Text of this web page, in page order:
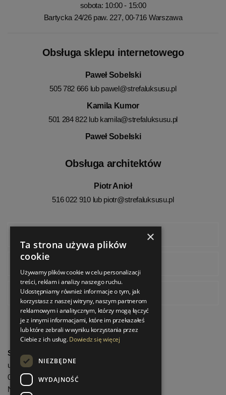
sobota: 10:00 - 15:00
Bartycka 24/26 paw. 227, 00-716 Warszawa
Obsługa sklepu internetowego
Paweł Sobelski
505 782 666 lub pawel@strefaluksusu.pl
Kamila Kumor
501 284 822 lub kamila@strefaluksusu.pl
Paweł Sobelski
Obsługa architektów
Piotr Anioł
516 022 910 lub piotr@strefaluksusu.pl
Pinterest
StrefaLuksusu.pl
ul. Bartycka 24/26 Pawilon 227
00-716 Warszawa
NIP: 8251972213
×
Ta strona używa plików
cookie
Używamy plików cookie w celu personalizacji
treści, reklam i analizy naszego ruchu.
Udostępniamy również informacje o tym, jak
korzystasz z naszej witryny, naszym partnerom
reklamowym i analitycznym, którzy mogą łączyć
je z innymi informacjami, które im przekazałeś
lub które zebrali w wyniku korzystania przez
Ciebie z ich usług.Dowiedz się więcej
NIEZBĘDNE
WYDAJNOŚĆ